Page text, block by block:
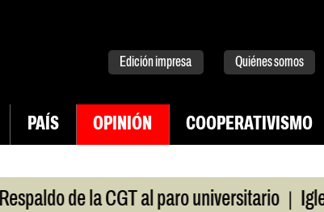
Edición impresa Quiénes somos
PAÍS OPINIÓN COOPERATIVISMO
de la CGT al paro universitario |